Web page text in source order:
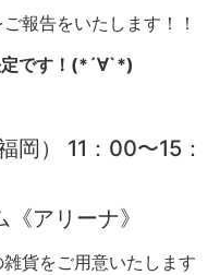
報告をいたします！！
定です！(*´∀`*)
岡） 11：00〜15：
アリーナ》
貨をご用意いたします